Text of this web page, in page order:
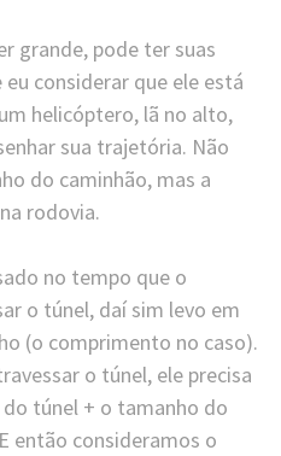
grande, pode ter suas
considerar que ele está
helicóptero, lã no alto,
sua trajetória. Não
do caminhão, mas a
rodovia.
no tempo que o
o túnel, daí sim levo em
(o comprimento no caso).
o túnel, ele precisa
túnel + o tamanho do
então consideramos o